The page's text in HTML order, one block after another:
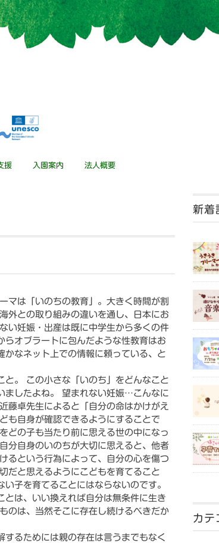
援 入園案内 法人概要
マは「いのちの教育」。大きく時間が割
外との取り組みの違いを通し、日本にお
い妊娠・出産は既に中学生から多くの件
オブラートに包んだような性教育はお
かなネット上での情報に頼っている、と
と。 この小さな「いのち」をどんなこと
ましたよね。 望まれない妊娠…こんなに
藤卓先生によると「自分の命はかけがえ
も自身が確認できるようにすることで
どの子も当たり前に思える世の中になっ
分自身のいのちが大切に思えると、他者
るという行為によって、自分の心を傷つ
だと思えるようにこどもを育てること
子を育てることにはならないのです。
とは、いい換えれば自分は無条件に生き
のは、当然そこに存在し続けるべきだか
るためには親の存在は言うまでもなく
新着
カテ